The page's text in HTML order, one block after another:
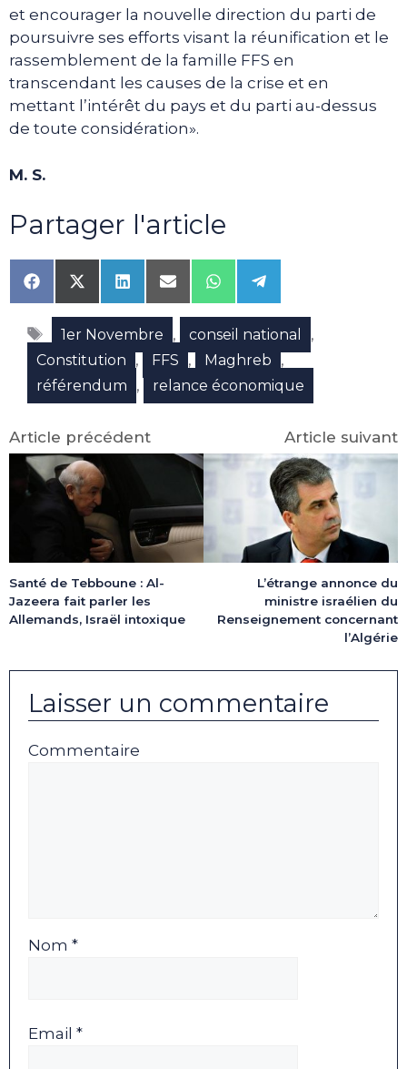
et encourager la nouvelle direction du parti de
poursuivre ses efforts visant la réunification et le
rassemblement de la famille FFS en
transcendant les causes de la crise et en
mettant l’intérêt du pays et du parti au-dessus
de toute considération».
M. S.
Partager l'article
Share
on
Facebook
Share
on
X
(Twitter)
Share
on
LinkedIn
Share
on
Email
Share
on
WhatsApp
Share
on
Telegram
Étiquettes
1er Novembre , conseil national ,
Constitution , FFS , Maghreb ,
référendum , relance économique
Article précédent
Santé de Tebboune : Al-
Jazeera fait parler les
Allemands, Israël intoxique
Article suivant
L’étrange annonce du
ministre israélien du
Renseignement concernant
l’Algérie
Laisser un commentaire
Commentaire
Nom *
Email *